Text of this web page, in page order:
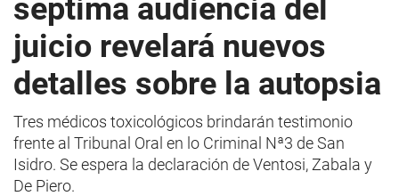
séptima audiencia del
juicio revelará nuevos
detalles sobre la autopsia
Tres médicos toxicológicos brindarán testimonio
frente al Tribunal Oral en lo Criminal Nª3 de San
Isidro. Se espera la declaración de Ventosi, Zabala y
De Piero.